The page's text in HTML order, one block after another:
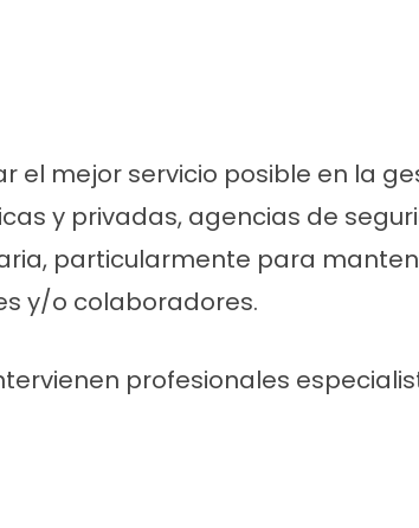
el mejor servicio posible en la
y privadas, agencias de
particularmente para
y/o colaboradores.
profesionales